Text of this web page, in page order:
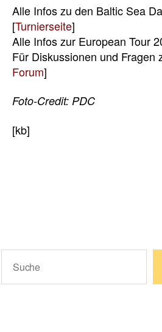
Alle Infos zu den Baltic Sea
[Turnierseite]
Alle Infos zur European Tour
Für Diskussionen und Fragen
Forum]
Foto-Credit: PDC
[kb]